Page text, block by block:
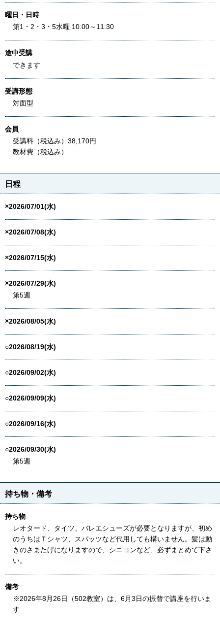
曜日・日時
第1・2・3・5水曜 10:00～11:30
途中受講
できます
受講形態
対面型
会員
受講料（税込み）38,170円
教材費（税込み）
日程
×2026/07/01(水)
×2026/07/08(水)
×2026/07/15(水)
×2026/07/29(水)
第5週
×2026/08/05(水)
○2026/08/19(水)
○2026/09/02(水)
○2026/09/09(水)
○2026/09/16(水)
○2026/09/30(水)
第5週
持ち物・備考
持ち物
レオタード、タイツ、バレエシューズが必要となりますが、初め
のうちはＴシャツ、スパッツなど代用しても構いません。髪は動
きのさまたげになりますので、シニヨンなど、必ずまとめて下さ
い。
備考
※2026年8月26日（502教室）は、6月3日の振替で講座を行いま
す